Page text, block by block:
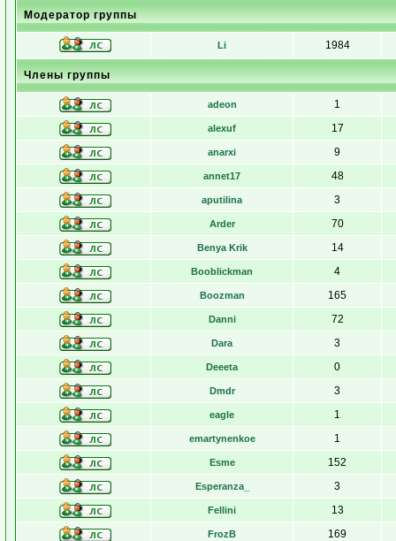
Модератор группы
Li 1984
Члены группы
adeon 1
alexuf 17
anarxi 9
annet17 48
aputilina 3
Arder 70
Benya Krik 14
Booblickman 4
Boozman 165
Danni 72
Dara 3
Deeeta 0
Dmdr 3
eagle 1
emartynenkoe 1
Esme 152
Esperanza_ 3
Fellini 13
FrozB 169